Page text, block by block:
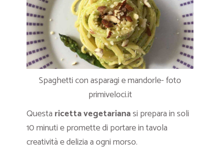
Spaghetti con asparagi e mandorle- foto
primiveloci.it
Questa ricetta vegetarianasi prepara in soli
10 minuti e promette di portare in tavola
creatività e delizia a ogni morso.